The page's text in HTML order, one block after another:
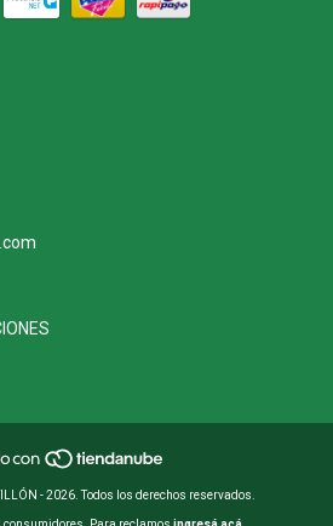
- 2026. Todos los derechos reservados.